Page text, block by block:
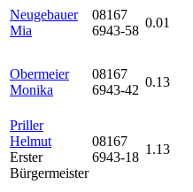
Neugebauer
Mia
08167
6943-58
0.01
Obermeier
Monika
08167
6943-42
0.13
Priller
Helmut
Erster
Bürgermeister
08167
6943-18
1.13